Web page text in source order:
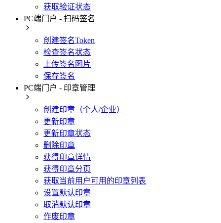
获取验证状态
PC端门户 - 扫码签名
创建签名Token
检查签名状态
上传签名图片
保存签名
PC端门户 - 印章管理
创建印章（个人/企业）
更新印章
更新印章状态
删除印章
获得印章详情
获得印章分页
获取当前用户可用的印章列表
设置默认印章
取消默认印章
作废印章